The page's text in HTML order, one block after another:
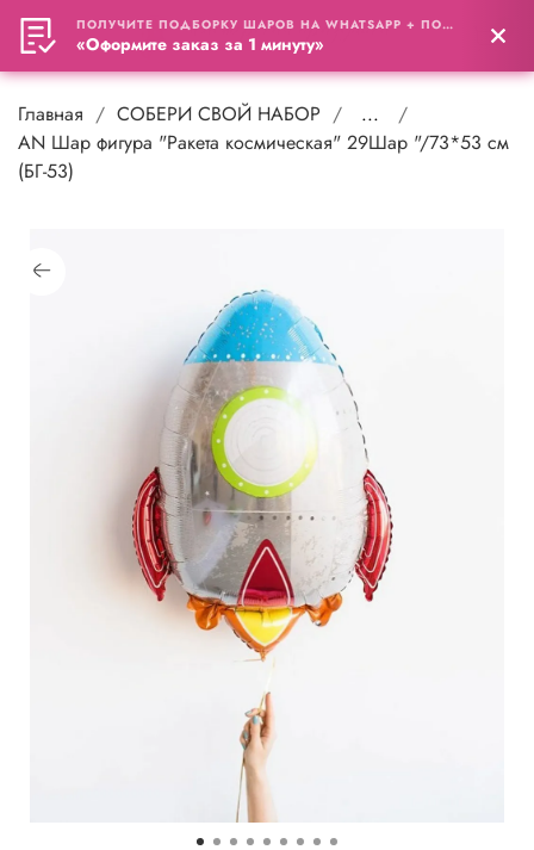
Главная СОБЕРИ СВОЙ НАБОР
...
AN Шар фигура "Ракета космическая" 29Шар "/73*53 см
(БГ-53)
ПОЛУЧИТЕ ПОДБОРКУ ШАРОВ НА WHATSAPP + ПОДАРОК
«Оформите заказ за 1 минуту»